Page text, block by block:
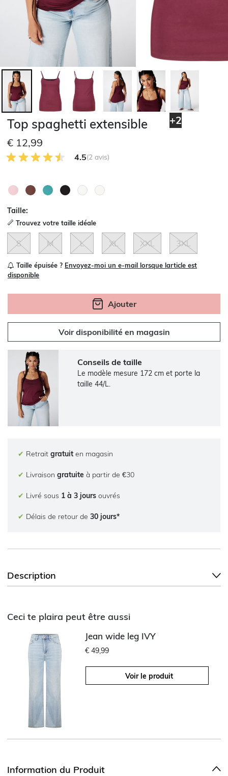
+2
Top spaghetti extensible
€ 12,99
4.5 sur 5 avis des clients
4.5(2 avis)
Taille:
Trouvez votre taille idéale
S M L XL XXL 3XL
Taille épuisée ? Envoyez-moi un e-mail lorsque larticle est
disponible
Ajouter
Voir disponibilité en magasin
Conseils de taille
Le modèle mesure 172 cm et porte la
taille 44/L.
✔ Retrait gratuit en magasin
✔ Livraison gratuite à partir de €30
✔ Livré sous 1 à 3 jours ouvrés
✔ Délais de retour de 30 jours*
Description
Ceci te plaira peut être aussi
Jean wide leg IVY
€ 49,99
Voir le produit
Information du Produit